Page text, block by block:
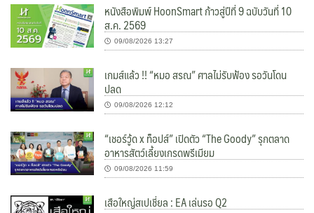
หนังสือพิมพ์ HoonSmart ก้าวสู่ปีที่ 9 ฉบับวันที่ 10
ส.ค. 2569
09/08/2026 13:27
เกมส์แล้ว !! “หมอ สรณ” ศาลไม่รับฟ้อง รอวันโดน
ปลด
09/08/2026 12:12
“เชอร์วู้ด x ท็อปส์” เปิดตัว “The Goody” รุกตลาด
อาหารสัตว์เลี้ยงเกรดพรีเมียม
09/08/2026 11:59
เสือใหญ่สเปเชี่ยล : EA เล่นรอ Q2